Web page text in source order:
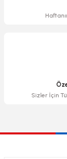
Sizler İçin